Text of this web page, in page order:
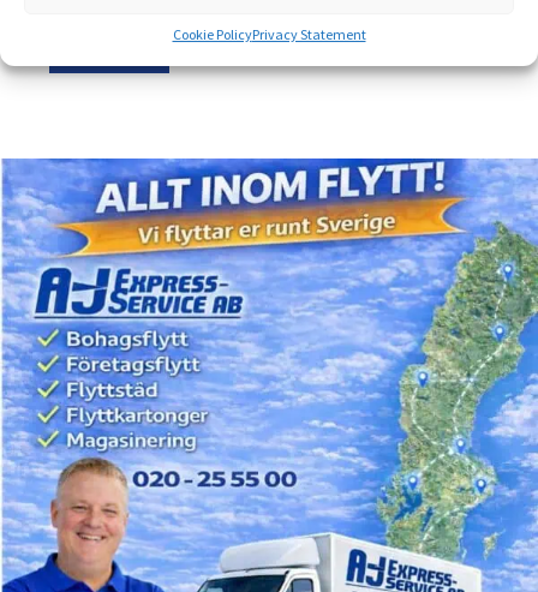
Cookie PolicyPrivacy Statement